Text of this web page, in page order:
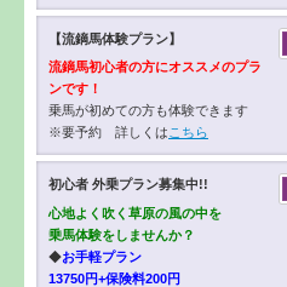
【流鏑馬体験プラン】
流鏑馬初心者の方にオススメのプラ
ンです！
乗馬が初めての方も体験できます
※要予約 詳しくは こちら
初心者 外乗プラン募集中!!
心地よく吹く草原の風の中を
乗馬体験をしませんか？
◆お手軽プラン
13750円+保険料200円